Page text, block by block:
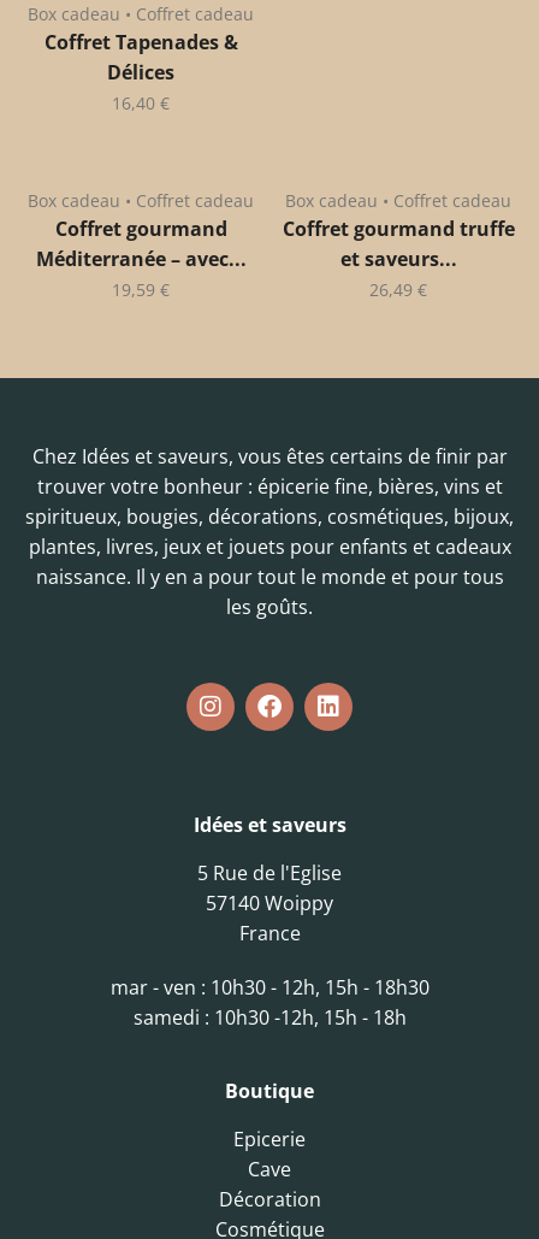
Box cadeau • Coffret cadeau
Coffret Tapenades &
Délices
16,40 €
Box cadeau • Coffret cadeau
Coffret gourmand
Méditerranée – avec...
19,59 €
Box cadeau • Coffret cadeau
Coffret gourmand truffe
et saveurs...
26,49 €
Chez Idées et saveurs, vous êtes certains de finir par
trouver votre bonheur : épicerie fine, bières, vins et
spiritueux, bougies, décorations, cosmétiques, bijoux,
plantes, livres, jeux et jouets pour enfants et cadeaux
naissance. Il y en a pour tout le monde et pour tous
les goûts.
Idées et saveurs
5 Rue de l'Eglise
57140 Woippy
France
mar - ven : 10h30 - 12h, 15h - 18h30
samedi : 10h30 -12h, 15h - 18h
Boutique
Epicerie
Cave
Décoration
Cosmétique